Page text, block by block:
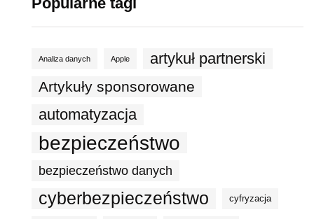
Analiza danych Apple artykuł partnerski
Artykuły sponsorowane
automatyzacja
bezpieczeństwo
bezpieczeństwo danych
cyberbezpieczeństwo cyfryzacja